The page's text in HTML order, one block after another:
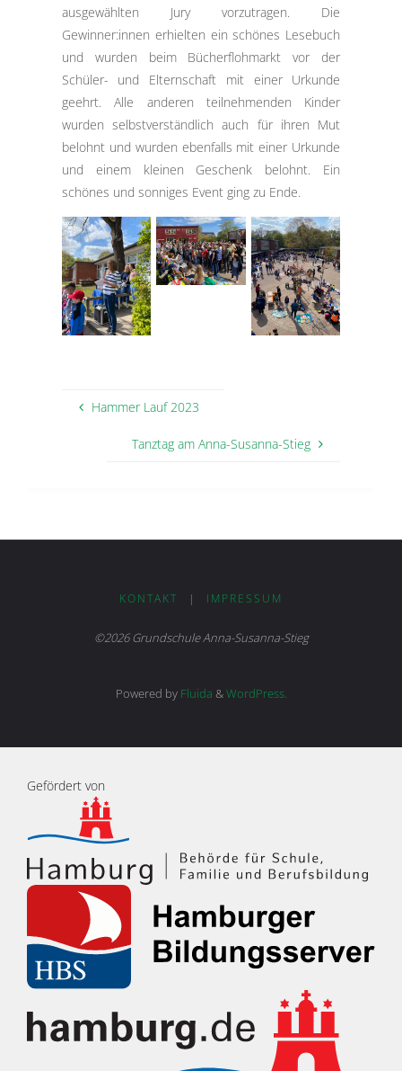
ausgewählten Jury vorzutragen. Die
Gewinner:innen erhielten ein schönes Lesebuch
und wurden beim Bücherflohmarkt vor der
Schüler- und Elternschaft mit einer Urkunde
geehrt. Alle anderen teilnehmenden Kinder
wurden selbstverständlich auch für ihren Mut
belohnt und wurden ebenfalls mit einer Urkunde
und einem kleinen Geschenk belohnt. Ein
schönes und sonniges Event ging zu Ende.
Hammer Lauf 2023
Tanztag am Anna-Susanna-Stieg
KONTAKT | IMPRESSUM
©2026 Grundschule Anna-Susanna-Stieg
Powered byFluida &WordPress.
Gefördert von